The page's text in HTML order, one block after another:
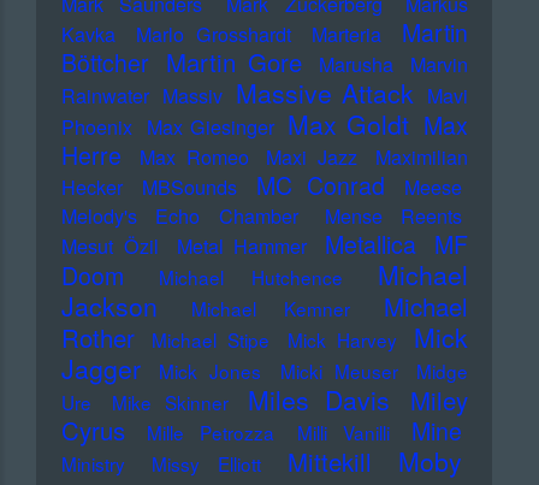
Kavka
Marlo Grosshardt Marteria
Martin
Böttcher Martin Gore Marusha
Marvin
Rainwater Massiv Massive Attack Mavi
Phoenix Max Giesinger Max Goldt Max
Herre
Max Romeo Maxi Jazz
Maximilian
Hecker
MBSounds MC Conrad
Meese
Melody's Echo Chamber
Mense Reents
Mesut Özil
Metal Hammer Metallica MF
Doom
Michael Hutchence
Michael
Jackson
Michael Kemner
Michael
Rother
Michael Stipe Mick Harvey
Mick
Jagger
Mick Jones Micki Meuser
Midge
Ure
Mike Skinner Miles Davis
Miley
Cyrus
Mille Petrozza Milli Vanilli Mine
Ministry Missy Elliott Mittekill Moby